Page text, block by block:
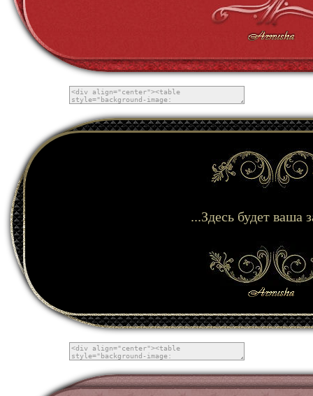
...Здесь будет ваша